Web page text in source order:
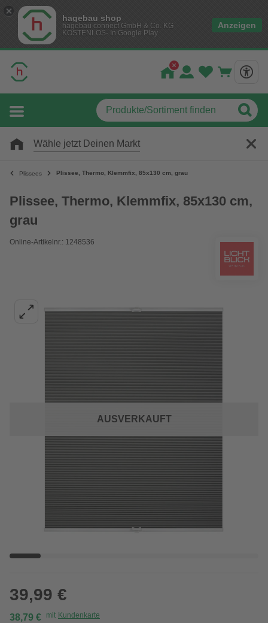
hagebau shop
hagebau connect GmbH & Co. KG
KOSTENLOS- In Google Play
Anzeigen
Wähle jetzt Deinen Markt
Plissees Plissee, ‎Thermo, Klemmfix, 85x130 cm, grau
Plissee, ‎Thermo, Klemmfix, 85x130 cm,
grau
Online-Artikelnr.: 1248536
AUSVERKAUFT
39,99 €
38,79 € mit Kundenkarte